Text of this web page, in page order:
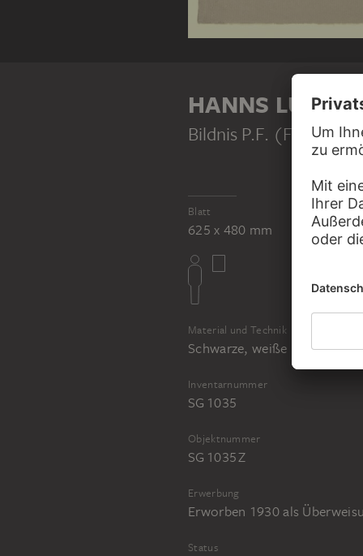
HANNS
Bildnis P.F. (Fucker)
Blatt
625 x 480 mm
Material und Technik
Schwarze, weiße und rote
Inventarnummer
SG 1035
Objektnummer
SG 1035 Z
Erwerbung
Erworben 1930 als
Status